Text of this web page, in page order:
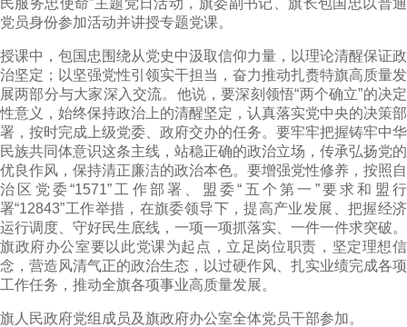
民服务忠使命”主题党日活动，旗委副书记、旗长包国忠以普通
党员身份参加活动并讲授专题党课。
授课中，包国忠围绕从党史中汲取信仰力量，以理论清醒保证政
治坚定；以坚强党性引领实干担当，奋力推动扎赉特旗高质量发
展两部分与大家深入交流。他说，要深刻领悟“两个确立”的决定
性意义，始终保持政治上的清醒坚定，认真落实党中央的决策部
署，按时完成上级党委、政府交办的任务。要牢牢把握铸牢中华
民族共同体意识这条主线，站稳正确的政治立场，传承弘扬党的
优良作风，保持清正廉洁的政治本色。要增强党性修养，按照自
治区党委“1571”工作部署、盟委“五个第一”要求和盟行
署“12843”工作举措，在旗委领导下，提高产业发展、把握经济
运行调度、守好民生底线，一项一项抓落实、一件一件求突破。
旗政府办公室要以此党课为起点，立足岗位职责，坚定理想信
念，营造风清气正的政治生态，以过硬作风、扎实业绩完成各项
工作任务，推动全旗各项事业高质量发展。
旗人民政府党组成员及旗政府办公室全体党员干部参加。